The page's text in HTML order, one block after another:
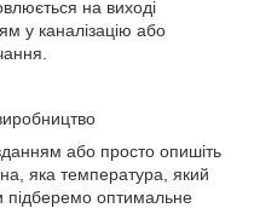
на виході
у каналізацію або
або просто опишіть
яка температура, який
підберемо оптимальне